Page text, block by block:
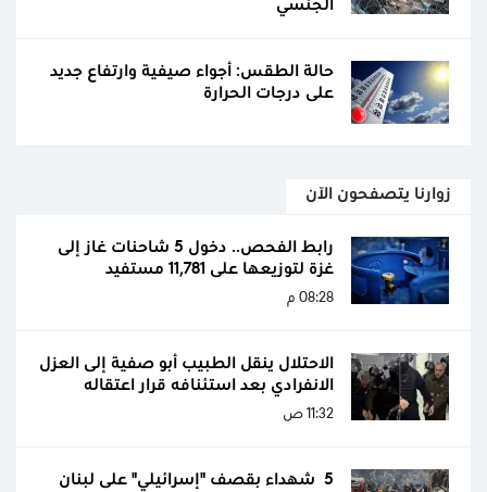
الجنسي
حالة الطقس: أجواء صيفية وارتفاع جديد
على درجات الحرارة
زوارنا يتصفحون الآن
رابط الفحص.. دخول 5 شاحنات غاز إلى
غزة لتوزيعها على 11,781 مستفيد
08:28 م
الاحتلال ينقل الطبيب أبو صفية إلى العزل
الانفرادي بعد استئنافه قرار اعتقاله
11:32 ص
5 شهداء بقصف "إسرائيلي" على لبنان